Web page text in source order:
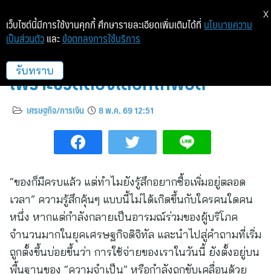
อยาก vs. จำเป็น ใช้จ่ายอย่างมีสติ
เพราะชีวิตต้องเลือกให้พอดี
เศรษฐกิจ/การเงิน 8 พ.ค. 69 12:51
“ของก็มีครบแล้ว แต่ทำไมยังรู้สึกอยากซื้อเพิ่มอยู่ตลอด
เวลา” ความรู้สึกคุ้นๆ แบบนี้ไม่ได้เกิดขึ้นกับใครคนใดคน
หนึ่ง หากแต่กำลังกลายเป็นอารมณ์ร่วมของผู้บริโภค
จำนวนมากในยุคเศรษฐกิจดิจิทัล และนำไปสู่คำถามที่เริ่ม
ถูกตั้งขึ้นบ่อยขึ้นว่า การใช้จ่ายของเราในวันนี้ ยังตั้งอยู่บน
พื้นฐานของ “ความจำเป็น” หรือกำลังถูกขับเคลื่อนด้วย
เว็บไซต์นี้มีการใช้งานคุกกี้ ศึกษารายละเอียดเพิ่มเติมได้ที่ นโยบายความ
เป็นส่วนตัว และ ข้อตกลงการใช้บริการ
รับทราบ
X